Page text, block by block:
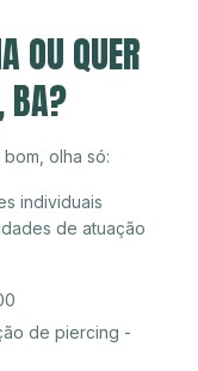
OU QUER
BA?
olha só:
individuais
de atuação
de piercing -